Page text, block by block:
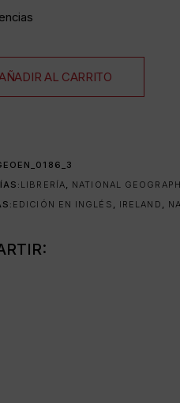
AL CARRITO
LIBRERÍA, NATIONAL
EDICIÓN EN INGLÉS , IRELAND ,